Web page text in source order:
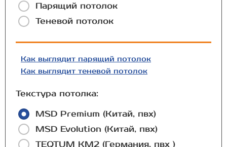
Парящий потолок
Теневой потолок
Как выглядит парящий потолок
Как выглядит теневой потолок
Текстура потолка:
MSD Premium (Китай, пвх)
MSD Evolution (Китай, пвх)
TEQTUM КМ2 (Германия, пвх )